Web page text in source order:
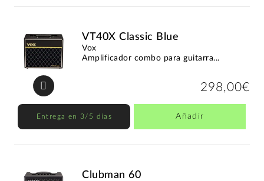
VT40X Classic Blue
Vox
Amplificador combo para guitarra...
298,00€
Entrega en 3/5 días Añadir
Clubman 60